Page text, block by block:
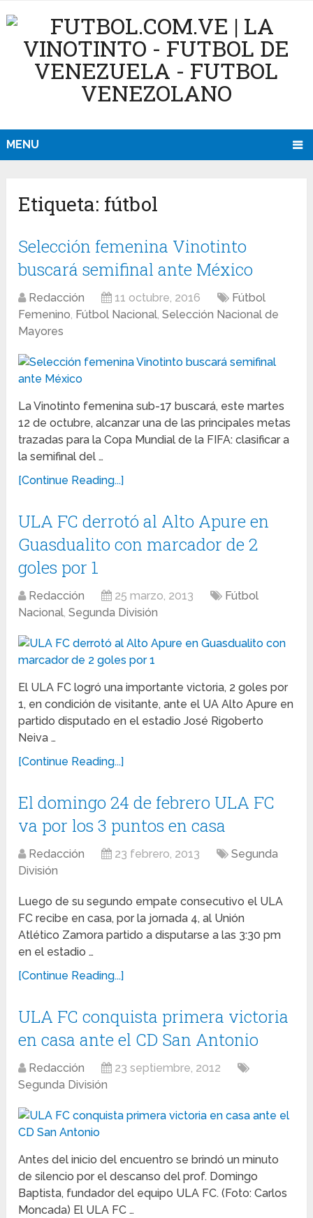
MENU
Etiqueta: fútbol
Selección femenina Vinotinto
buscará semifinal ante México
Redacción 11 octubre, 2016
Fútbol
Femenino, Fútbol Nacional,Selección Nacional de
Mayores
La Vinotinto femenina sub-17 buscará, este martes
12 de octubre, alcanzar una de las principales metas
trazadas para la Copa Mundial de la FIFA: clasificar a
la semifinal del …
[Continue Reading...]
ULA FC derrotó al Alto Apure en
Guasdualito con marcador de 2
goles por 1
Redacción 25 marzo, 2013
Fútbol
Nacional,Segunda División
El ULA FC logró una importante victoria, 2 goles por
1, en condición de visitante, ante el UA Alto Apure en
partido disputado en el estadio José Rigoberto
Neiva …
[Continue Reading...]
El domingo 24 de febrero ULA FC
va por los 3 puntos en casa
Redacción 23 febrero, 2013
Segunda
División
Luego de su segundo empate consecutivo el ULA
FC recibe en casa, por la jornada 4, al Unión
Atlético Zamora partido a disputarse a las 3:30 pm
en el estadio …
[Continue Reading...]
ULA FC conquista primera victoria
en casa ante el CD San Antonio
Redacción
23 septiembre, 2012
Segunda División
Antes del inicio del encuentro se brindó un minuto
de silencio por el descanso del prof. Domingo
Baptista, fundador del equipo ULA FC. (Foto: Carlos
Moncada) El ULA FC …